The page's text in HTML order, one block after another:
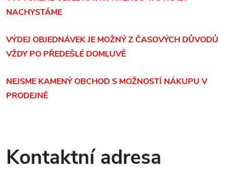
NACHYSTÁME
VÝDEJ OBJEDNÁVEK JE MOŽNÝ Z ČASOVÝCH DŮVODŮ
VŽDY PO PŘEDEŠLÉ DOMLUVĚ
NEJSME KAMENÝ OBCHOD S MOŽNOSTÍ NÁKUPU V
PRODEJNĚ
Kontaktní adresa